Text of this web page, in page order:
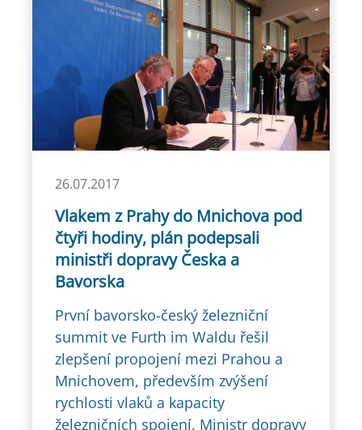
26.07.2017
Vlakem z Prahy do Mnichova pod
čtyři hodiny, plán podepsali
ministři dopravy Česka a
Bavorska
První bavorsko-český železniční
summit ve Furth im Waldu řešil
zlepšení propojení mezi Prahou a
Mnichovem, především zvýšení
rychlosti vlaků a kapacity
železničních spojení. Ministr dopravy